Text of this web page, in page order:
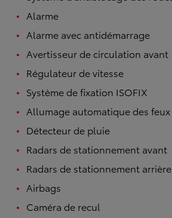
Alarme
Alarme avec antidémarrage
Avertisseur de circulation avant
Régulateur de vitesse
Système de fixation ISOFIX
Allumage automatique des feux
Détecteur de pluie
Radars de stationnement avant
Radars de stationnement arrière
Airbags
Caméra de recul